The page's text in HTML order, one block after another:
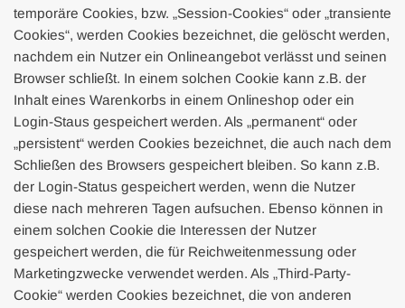
temporäre Cookies, bzw. „Session-Cookies“ oder „transiente
Cookies“, werden Cookies bezeichnet, die gelöscht werden,
nachdem ein Nutzer ein Onlineangebot verlässt und seinen
Browser schließt. In einem solchen Cookie kann z.B. der
Inhalt eines Warenkorbs in einem Onlineshop oder ein
Login-Staus gespeichert werden. Als „permanent“ oder
„persistent“ werden Cookies bezeichnet, die auch nach dem
Schließen des Browsers gespeichert bleiben. So kann z.B.
der Login-Status gespeichert werden, wenn die Nutzer
diese nach mehreren Tagen aufsuchen. Ebenso können in
einem solchen Cookie die Interessen der Nutzer
gespeichert werden, die für Reichweitenmessung oder
Marketingzwecke verwendet werden. Als „Third-Party-
Cookie“ werden Cookies bezeichnet, die von anderen